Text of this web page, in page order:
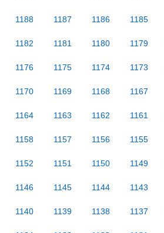
1188 1187 1186 1185
1182 1181 1180 1179
1176 1175 1174 1173
1170 1169 1168 1167
1164 1163 1162 1161
1158 1157 1156 1155
1152 1151 1150 1149
1146 1145 1144 1143
1140 1139 1138 1137